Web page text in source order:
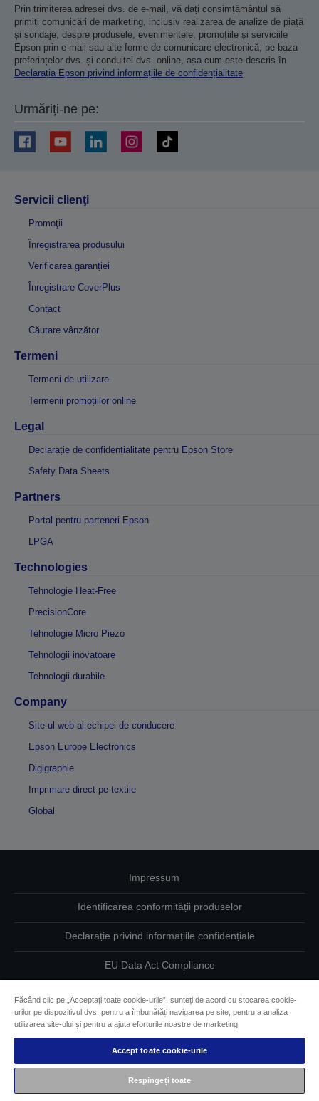
Prin trimiterea adresei dvs. de e-mail, vă dați consimțământul să
primiți comunicări de marketing, inclusiv realizarea de analize de piață
și sondaje, despre produsele, evenimentele, promoțiile și serviciile
Epson prin e-mail sau alte forme de comunicare electronică, pe baza
preferințelor dvs. și conduitei dvs. online, așa cum este descris în
Declarația Epson privind informațiile de confidențialitate
Urmăriți-ne pe:
Servicii clienţi
Promoţii
Înregistrarea produsului
Verificarea garanției
Înregistrare CoverPlus
Contact
Căutare vânzător
Termeni
Termeni de utilizare
Termenii promoțiilor online
Legal
Declarație de confidențialitate pentru Epson Store
Safety Data Sheets
Partners
Portal pentru parteneri Epson
LPGA
Technologies
Tehnologie Heat-Free
PrecisionCore
Tehnologie Micro Piezo
Tehnologii inovatoare
Tehnologii durabile
Company
Site-ul web al echipei de conducere
Epson Europe Electronics
Digigraphie
Imprimare direct pe textile
Global
Impressum
Identificarea conformității produselor
Declarație privind informațiile confidențiale
EU Data Act Compliance
Informaţii despre modulele cookie
Angajamentul Epson pe linie de accesibilitate
Drepturi de autor © 2026 Seiko Epson
Făcând clic pe „Acceptați toate cookie-urile”, sunteți de acord cu stocarea cookie-
urilor pe dispozitivul dvs. pentru a îmbunătăți navigarea pe site, pentru a analiza
utilizarea site-ului și pentru a ajuta eforturile noastre de marketing.
Accept toate cookie-urile
Respingeți toate